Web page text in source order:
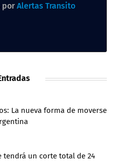
por Alertas Transito
La nueva forma de moverse
tendrá un corte total de 24